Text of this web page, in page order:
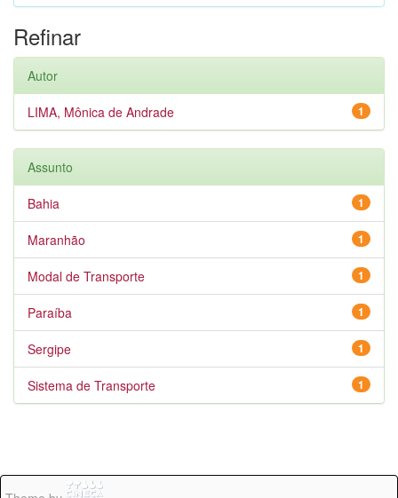
Refinar
Autor
1
LIMA, Mônica de Andrade
Assunto
1
Bahia
1
Maranhão
1
Modal de Transporte
1
Paraíba
1
Sergipe
1
Sistema de Transporte